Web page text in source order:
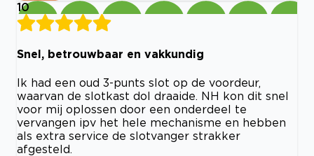
10
Snel, betrouwbaar en vakkundig
Ik had een oud 3-punts slot op de voordeur,
waarvan de slotkast dol draaide. NH kon dit snel
voor mij oplossen door een onderdeel te
vervangen ipv het hele mechanisme en hebben
als extra service de slotvanger strakker
afgesteld.